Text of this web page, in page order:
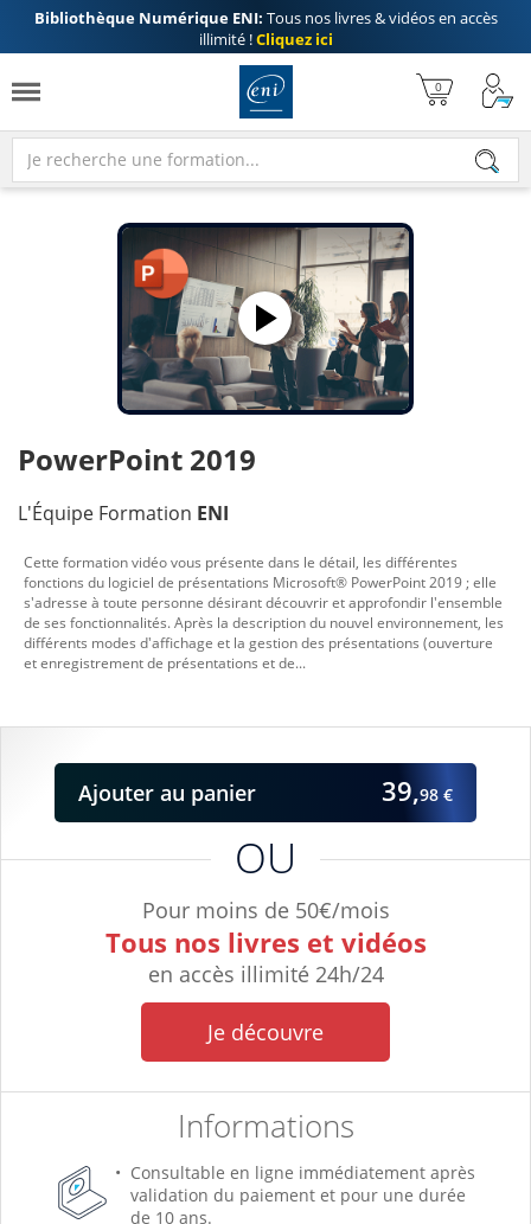
Bibliothèque Numérique ENI: Tous nos livres & vidéos en accès
illimité !Cliquez ici
PowerPoint 2019
L'Équipe Formation ENI
OU
Pour moins de 50€/mois
Tous nos livres et vidéos
en accès illimité 24h/24
Je découvre
Informations
Consultable en ligne immédiatement après
validation du paiement et pour une durée
de 10 ans.
Ajouter au panier 39,98 €
Cette formation vidéo vous présente dans le détail, les différentes
fonctions du logiciel de présentations Microsoft® PowerPoint 2019 ; elle
s'adresse à toute personne désirant découvrir et approfondir l'ensemble
de ses fonctionnalités. Après la description du nouvel environnement, les
différents modes d'affichage et la gestion des présentations (ouverture
et enregistrement de présentations et de...